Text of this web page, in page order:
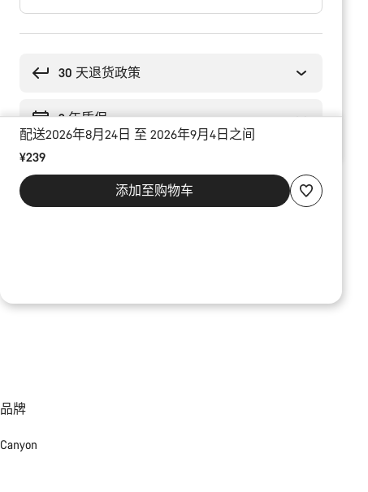
30 天退货政策
2 年质保
配送2026年8月24日 至 2026年9月4日之间
¥239
添加至购物车
品牌
Canyon